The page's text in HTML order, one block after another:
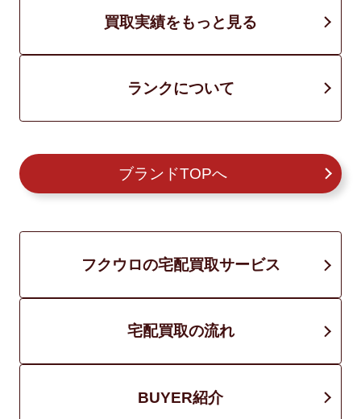
買取実績をもっと見る
ランクについて
ブランドTOPへ
フクウロの宅配買取サービス
宅配買取の流れ
BUYER紹介